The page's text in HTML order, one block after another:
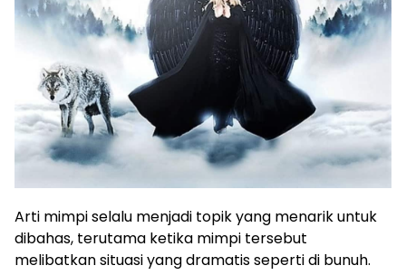
Arti mimpi selalu menjadi topik yang menarik untuk
dibahas, terutama ketika mimpi tersebut
melibatkan situasi yang dramatis seperti di bunuh.